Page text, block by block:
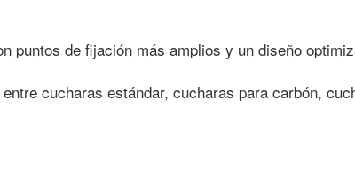
puntos de fijación más amplios y un diseño
cucharas estándar, cucharas para carbón,